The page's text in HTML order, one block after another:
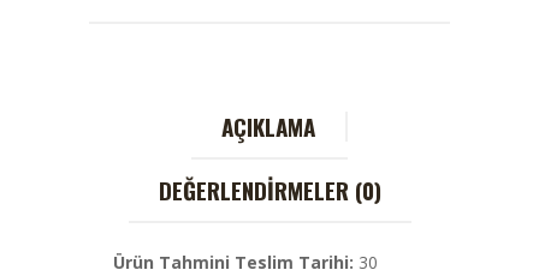
AÇIKLAMA
DEĞERLENDIRMELER (0)
Ürün Tahmini Teslim Tarihi: 30